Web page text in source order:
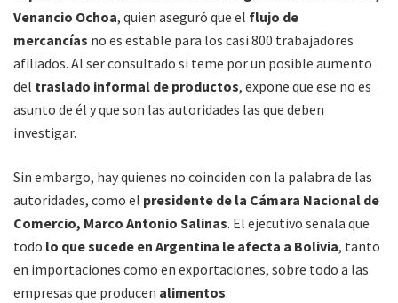
Venancio Ochoa, quien aseguró que el flujo de
mercancías no es estable para los casi 800 trabajadores
afiliados. Al ser consultado si teme por un posible aumento
del traslado informal de productos, expone que ese no es
asunto de él y que son las autoridades las que deben
investigar.
Sin embargo, hay quienes no coinciden con la palabra de las
autoridades, como el presidente de la Cámara Nacional de
Comercio, Marco Antonio Salinas. El ejecutivo señala que
todo lo que sucede en Argentina le afecta a Bolivia, tanto
en importaciones como en exportaciones, sobre todo a las
empresas que producen alimentos.